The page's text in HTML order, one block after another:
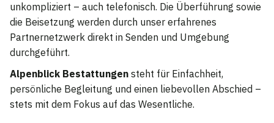
unkompliziert – auch telefonisch. Die Überführung sowie
die Beisetzung werden durch unser erfahrenes
Partnernetzwerk direkt in Senden und Umgebung
durchgeführt.
Alpenblick Bestattungen steht für Einfachheit,
persönliche Begleitung und einen liebevollen Abschied –
stets mit dem Fokus auf das Wesentliche.